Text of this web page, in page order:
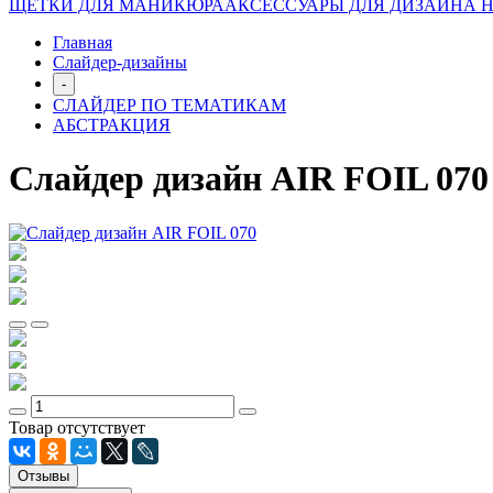
ЩЕТКИ ДЛЯ МАНИКЮРААКСЕССУАРЫ ДЛЯ ДИЗАЙНА
Главная
Слайдер-дизайны
-
СЛАЙДЕР ПО ТЕМАТИКАМ
АБСТРАКЦИЯ
Слайдер дизайн AIR FOIL 070
Товар отсутствует
Отзывы